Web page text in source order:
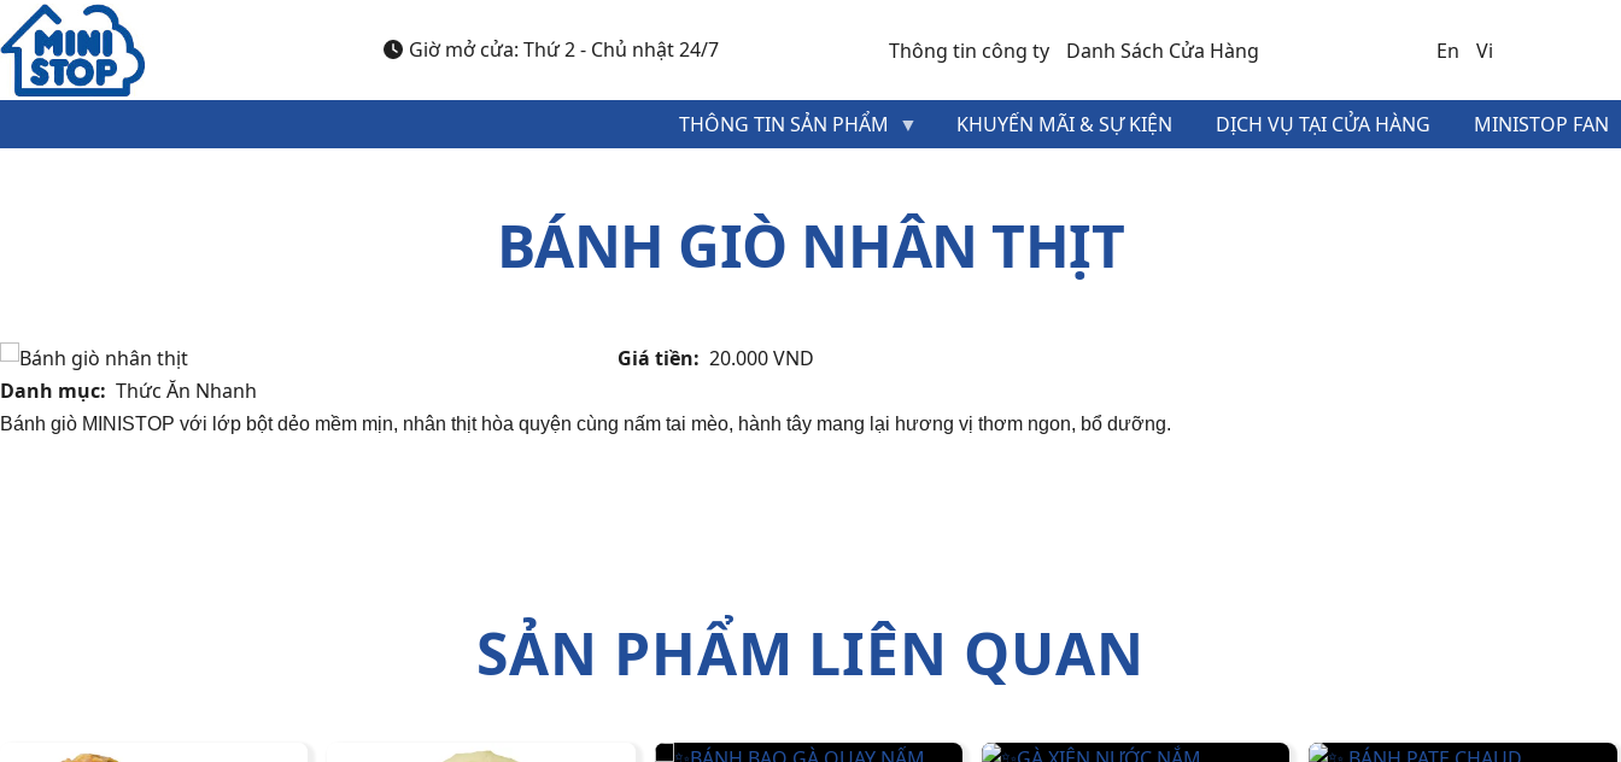
Nhảy đến nội dung
Giờ mở cửa: Thứ 2 - Chủ nhật 24/7
MENU
HEADER
TOP
Thông tin công ty Danh Sách Cửa Hàng En Vi
THÔNG TIN SẢN PHẨM KHUYẾN MÃI & SỰ KIỆN DỊCH VỤ TẠI CỬA HÀNG MINISTOP FAN
BÁNH GIÒ NHÂN THỊT
Giá tiền
20.000 VND
Danh mục Thức Ăn Nhanh
Bánh giò MINISTOP với lớp bột dẻo mềm mịn, nhân thịt hòa quyện cùng nấm tai mèo, hành tây mang lại hương vị thơm ngon, bổ dưỡng.
SẢN PHẨM LIÊN QUAN